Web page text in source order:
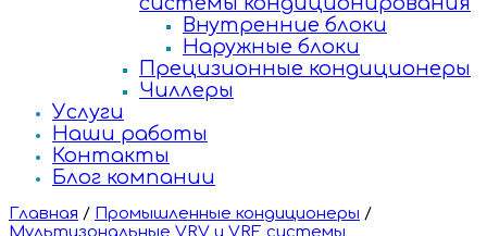
Внутренние блоки
Наружные блоки
Прецизионные кондиционеры
Чиллеры
Услуги
Наши работы
Контакты
Блог компании
Главная / Промышленные кондиционеры /
Мультизональные VRV и VRF системы